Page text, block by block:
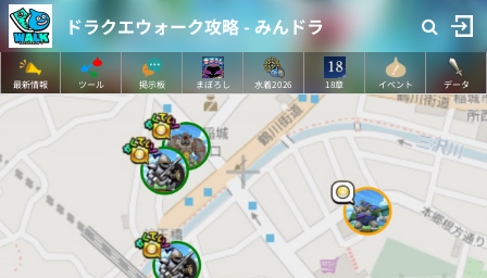
ドラクエウォーク攻略 - みんドラ
最新情報 ツール 掲示板 まぼろし 水着2026 18章 イベント データ